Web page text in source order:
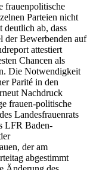
frauenpolitische
Parteien nicht
deutlich ab, dass
der Bewerbenden auf
attestiert
Chancen als
Die Notwendigkeit
Parité in den
Nachdruck
frauen-politische
Landesfrauenrats
LFR Baden-
der am
abgestimmt